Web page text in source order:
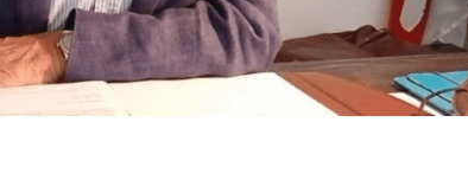
per
il
debutto